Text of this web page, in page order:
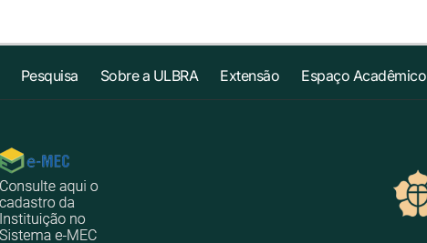
Pesquisa Sobre a ULBRA Extensão Espaço Acadêmico